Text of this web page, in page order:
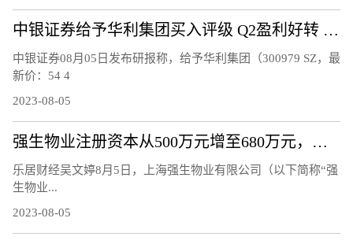
中银证券给予华利集团买入评级 Q2盈利好转 期待下半年订单拐点显现
中银证券08月05日发布研报称，给予华利集团（300979 SZ，最
新价：54 4
2023-08-05
强生物业注册资本从500万元增至680万元，增幅36%
乐居财经吴文婷8月5日，上海强生物业有限公司（以下简称“强
生物业...
2023-08-05